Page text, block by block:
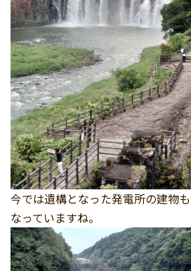
今では遺構となった発電所の建物
なっていますね。